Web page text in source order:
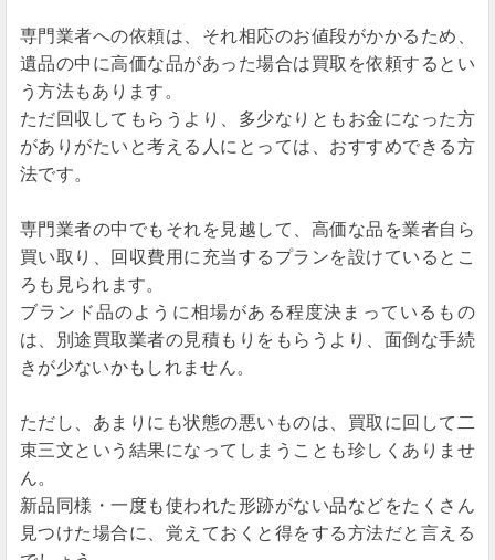
専門業者への依頼は、それ相応のお値段がかかるため、
遺品の中に高価な品があった場合は買取を依頼するとい
う方法もあります。
ただ回収してもらうより、多少なりともお金になった方
がありがたいと考える人にとっては、おすすめできる方
法です。
専門業者の中でもそれを見越して、高価な品を業者自ら
買い取り、回収費用に充当するプランを設けているとこ
ろも見られます。
ブランド品のように相場がある程度決まっているもの
は、別途買取業者の見積もりをもらうより、面倒な手続
きが少ないかもしれません。
ただし、あまりにも状態の悪いものは、買取に回して二
束三文という結果になってしまうことも珍しくありませ
ん。
新品同様・一度も使われた形跡がない品などをたくさん
見つけた場合に、覚えておくと得をする方法だと言える